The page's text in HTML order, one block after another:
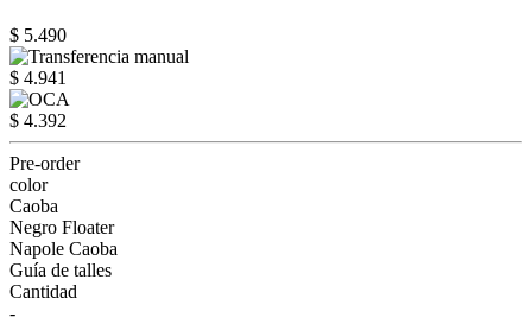
$ 5.490
$ 4.941
$ 4.392
Pre-order
color
Caoba
Negro Floater
Napole Caoba
Guía de talles
Cantidad
-